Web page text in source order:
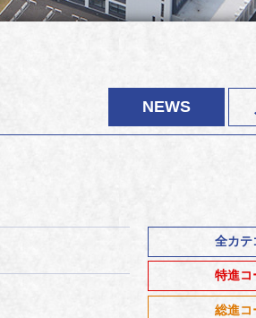
NEWS
全カテ
特進コ
総進コ